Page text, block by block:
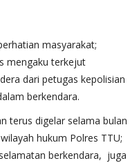
masyarakat;
mengaku terkejut
dari petugas kepolisian
berkendara.
terus digelar selama bulan
hukum Polres TTU;
berkendara, juga